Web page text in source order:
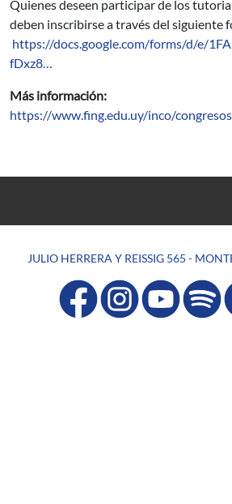
Quienes deseen participar de los
deben inscribirse a través del siguiente
https://docs.google.com/forms/d/e/
fDxz8…
Más información:
https://www.fing.edu.uy/inco/
JULIO HERRERA Y REISSIG 565 -